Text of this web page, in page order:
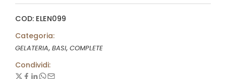
COD: ELEN099
Categoria:
GELATERIA, BASI, COMPLETE
Condividi: